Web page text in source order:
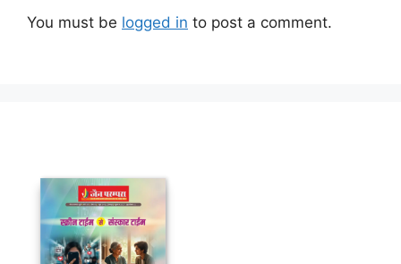
You must be logged in to post a comment.